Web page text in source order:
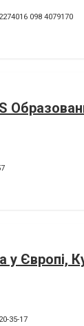
098 4079170
у Європі,
35-17